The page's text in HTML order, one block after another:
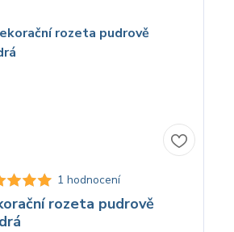
1 hodnocení
rozeta pudrově